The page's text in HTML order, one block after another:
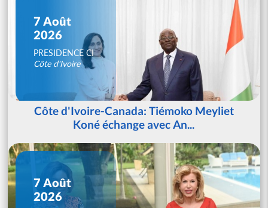
7 Août
2026
PRESIDENCE CI
Côte d'Ivoire
Côte d'Ivoire-Canada: Tiémoko Meyliet
Koné échange avec An...
7 Août
2026